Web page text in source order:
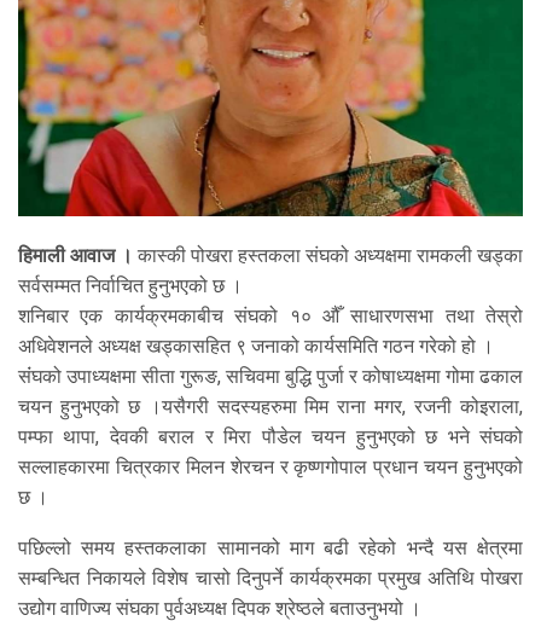
हिमाली आवाज । कास्की पोखरा हस्तकला संघको अध्यक्षमा रामकली खड्का
सर्वसम्मत निर्वाचित हुनुभएको छ ।
शनिबार एक कार्यक्रमकाबीच संघको १० औँ साधारणसभा तथा तेस्रो
अधिवेशनले अध्यक्ष खड्कासहित ९ जनाको कार्यसमिति गठन गरेको हो ।
संंघको उपाध्यक्षमा सीता गुरूङ, सचिवमा बुद्धि पुर्जा र कोषाध्यक्षमा गोमा ढकाल
चयन हुनुभएको छ ।यसैगरी सदस्यहरुमा मिम राना मगर, रजनी कोइराला,
पम्फा थापा, देवकी बराल र मिरा पौडेल चयन हुनुभएको छ भने संघको
सल्लाहकारमा चित्रकार मिलन शेरचन र कृष्णगोपाल प्रधान चयन हुनुभएको
छ ।
पछिल्लो समय हस्तकलाका सामानको माग बढी रहेको भन्दै यस क्षेत्रमा
सम्बन्धित निकायले विशेष चासो दिनुपर्ने कार्यक्रमका प्रमुख अतिथि पोखरा
उद्योग वाणिज्य संघका पुर्वअध्यक्ष दिपक श्रेष्ठले बताउनुभयो ।